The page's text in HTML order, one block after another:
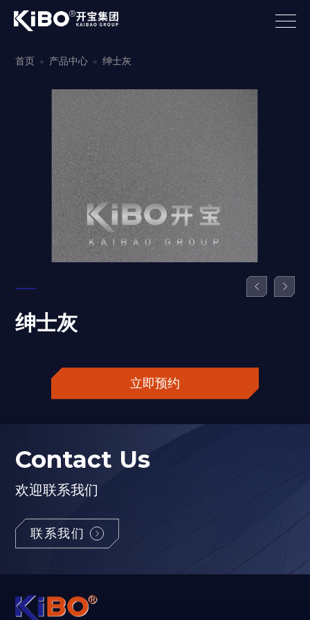
首页 产品中心 绅士灰
绅士灰
立即预约
Contact Us
欢迎联系我们
联系我们